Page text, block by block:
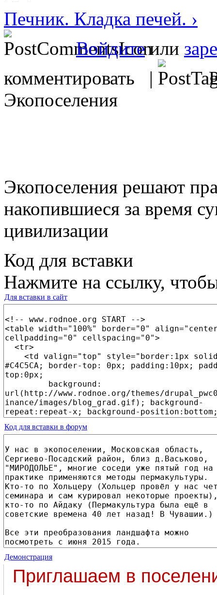
Печник. Кладка печей. ›
Войдитеили
комментировать |
Экопоселения
Экопоселения решают
накопившиеся за время
цивилизации
Код для вставки
Нажмите на ссылку,
Для вставки в сайт
Код для вставки в форум
Демонстрация
Приглашаем в